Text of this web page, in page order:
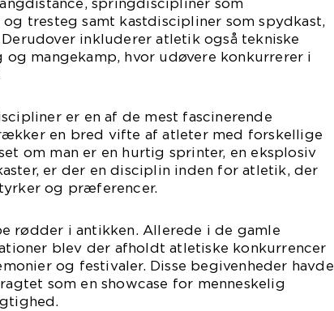
springdiscipliner som
tresteg samt kastdiscipliner som spydkast,
inkluderer atletik også tekniske
mangekamp, hvor udøvere konkurrerer i
er en af de mest fascinerende
en bred vifte af atleter med forskellige
om man er en hurtig sprinter, en eksplosiv
er der en disciplin inden for atletik, der
og præferencer.
rødder i antikken. Allerede i de gamle
blev der afholdt atletiske konkurrencer
og festivaler. Disse begivenheder havde
som en showcase for menneskelig